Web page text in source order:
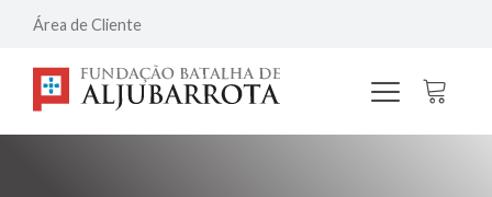
Área de Cliente